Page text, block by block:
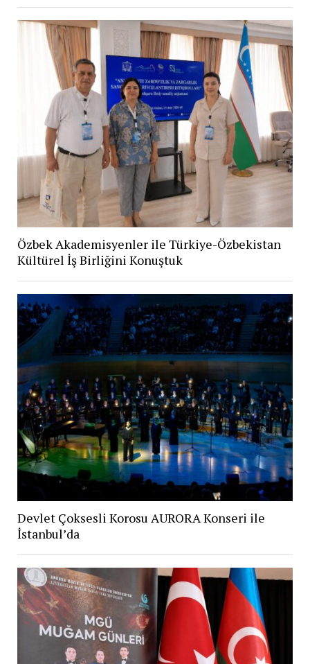
Özbek Akademisyenler ile Türkiye-Özbekistan
Kültürel İş Birliğini Konuştuk
Devlet Çoksesli Korosu AURORA Konseri ile
İstanbul’da